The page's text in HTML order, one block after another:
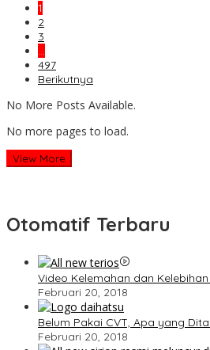
1
2
3
…
497
Berikutnya
No More Posts Available.
No more pages to load.
View More
Otomatif Terbaru
Video Kelemahan dan Kelebihan
Februari 20, 2018
Belum Pakai CVT, Apa yang
Februari 20, 2018